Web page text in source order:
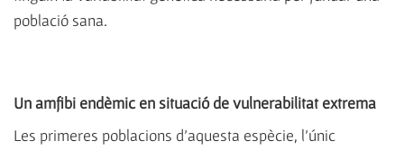
població sana.
Un amfibi endèmic en situació de vulnerabilitat extrema
Les primeres poblacions d’aquesta espècie, l’únic